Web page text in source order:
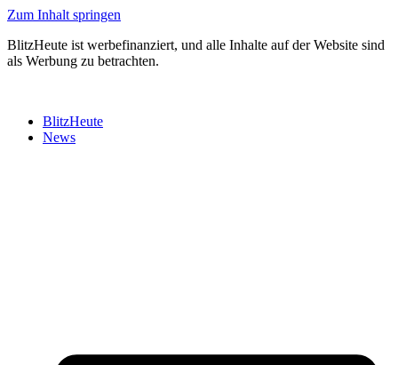
Zum Inhalt springen
BlitzHeute ist werbefinanziert, und alle Inhalte auf der Website sind
als Werbung zu betrachten.
BlitzHeute
News